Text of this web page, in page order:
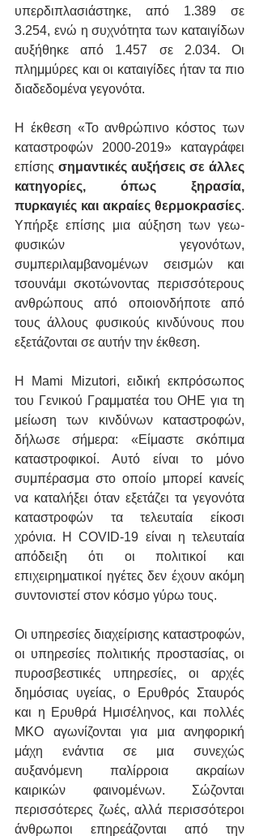
υπερδιπλασιάστηκε, από 1.389 σε
3.254, ενώ η συχνότητα των καταιγίδων
αυξήθηκε από 1.457 σε 2.034. Οι
πλημμύρες και οι καταιγίδες ήταν τα πιο
διαδεδομένα γεγονότα.
Η έκθεση «Το ανθρώπινο κόστος των
καταστροφών 2000-2019» καταγράφει
επίσης σημαντικές αυξήσεις σε άλλες
κατηγορίες, όπως ξηρασία,
πυρκαγιές και ακραίες θερμοκρασίες.
Υπήρξε επίσης μια αύξηση των γεω-
φυσικών γεγονότων,
συμπεριλαμβανομένων σεισμών και
τσουνάμι σκοτώνοντας περισσότερους
ανθρώπους από οποιονδήποτε από
τους άλλους φυσικούς κινδύνους που
εξετάζονται σε αυτήν την έκθεση.
Η Mami Mizutori, ειδική εκπρόσωπος
του Γενικού Γραμματέα του ΟΗΕ για τη
μείωση των κινδύνων καταστροφών,
δήλωσε σήμερα: «Είμαστε σκόπιμα
καταστροφικοί. Αυτό είναι το μόνο
συμπέρασμα στο οποίο μπορεί κανείς
να καταλήξει όταν εξετάζει τα γεγονότα
καταστροφών τα τελευταία είκοσι
χρόνια. Η COVID-19 είναι η τελευταία
απόδειξη ότι οι πολιτικοί και
επιχειρηματικοί ηγέτες δεν έχουν ακόμη
συντονιστεί στον κόσμο γύρω τους.
Οι υπηρεσίες διαχείρισης καταστροφών,
οι υπηρεσίες πολιτικής προστασίας, οι
πυροσβεστικές υπηρεσίες, οι αρχές
δημόσιας υγείας, ο Ερυθρός Σταυρός
και η Ερυθρά Ημισέληνος, και πολλές
ΜΚΟ αγωνίζονται για μια ανηφορική
μάχη ενάντια σε μια συνεχώς
αυξανόμενη παλίρροια ακραίων
καιρικών φαινομένων. Σώζονται
περισσότερες ζωές, αλλά περισσότεροι
άνθρωποι επηρεάζονται από την